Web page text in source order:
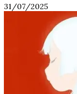
31/07/2025